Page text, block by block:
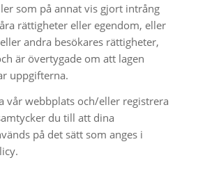
som på annat vis gjort intrång
rättigheter eller egendom, eller
andra besökares rättigheter,
är övertygade om att lagen
uppgifterna.
vår webbplats och/eller registrera
du till att dina
på det sätt som anges i